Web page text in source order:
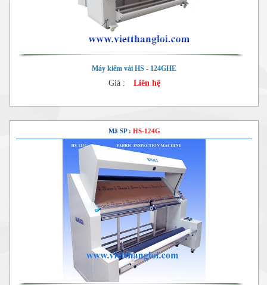
Máy kiểm vải HS - 124GHE
Giá : Liên hệ
Mã SP : HS-124G